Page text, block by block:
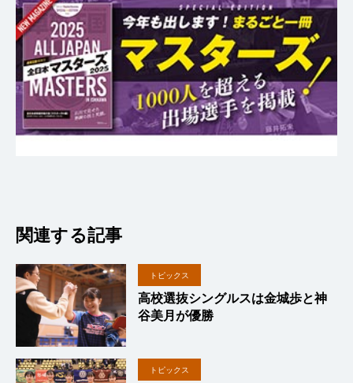
関連する記事
トピックス
高校選抜シングルスは金城歩と神
谷美月が優勝
トピックス